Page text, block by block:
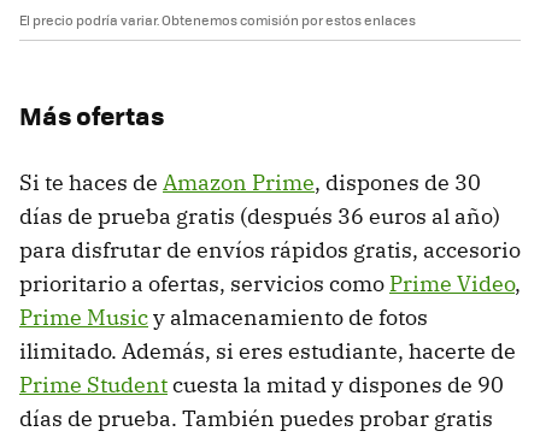
El precio podría variar. Obtenemos comisión por estos enlaces
Más ofertas
Si te haces de Amazon Prime, dispones de 30
días de prueba gratis (después 36 euros al año)
para disfrutar de envíos rápidos gratis, accesorio
prioritario a ofertas, servicios como Prime Video,
Prime Musicy almacenamiento de fotos
ilimitado. Además, si eres estudiante, hacerte de
Prime Studentcuesta la mitad y dispones de 90
días de prueba. También puedes probar gratis